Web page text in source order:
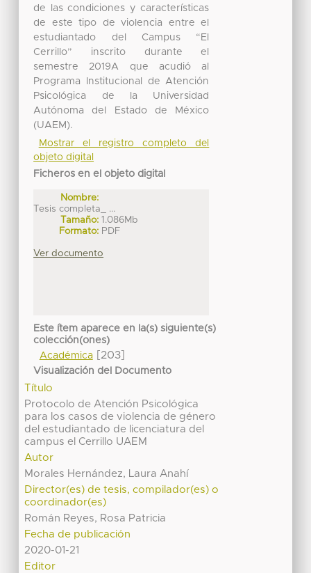
de las condiciones y características
de este tipo de violencia entre el
estudiantado del Campus “El
Cerrillo” inscrito durante el
semestre 2019A que acudió al
Programa Institucional de Atención
Psicológica de la Universidad
Autónoma del Estado de México
(UAEM).
Mostrar el registro completo del
objeto digital
Ficheros en el objeto digital
Nombre:
Tesis completa_ ...
Tamaño: 1.086Mb
Formato: PDF
Ver documento
Este ítem aparece en la(s) siguiente(s)
colección(ones)
Académica[203]
Visualización del Documento
Título
Protocolo de Atención Psicológica
para los casos de violencia de género
del estudiantado de licenciatura del
campus el Cerrillo UAEM
Autor
Morales Hernández, Laura Anahí
Director(es) de tesis, compilador(es) o
coordinador(es)
Román Reyes, Rosa Patricia
Fecha de publicación
2020-01-21
Editor